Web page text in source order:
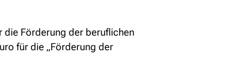
die Förderung der beruflichen
für die „Förderung der